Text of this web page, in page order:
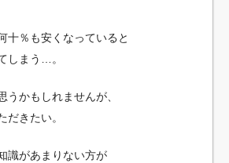
十％も安くなっていると
しまう…。
うかもしれませんが、
だきたい。
識があまりない方が